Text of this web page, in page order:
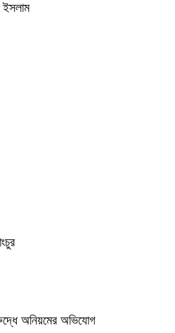
ইসলাম
অনিয়মের অভিযোগ